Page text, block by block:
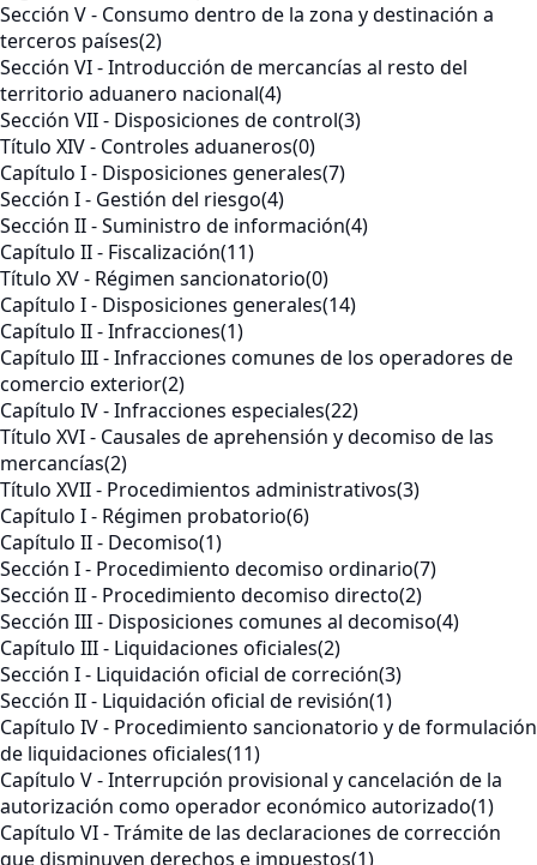
Sección V - Consumo dentro de la zona y destinación a
terceros países(2)
Sección VI - Introducción de mercancías al resto del
territorio aduanero nacional(4)
Sección VII - Disposiciones de control(3)
Título XIV - Controles aduaneros(0)
Capítulo I - Disposiciones generales(7)
Sección I - Gestión del riesgo(4)
Sección II - Suministro de información(4)
Capítulo II - Fiscalización(11)
Título XV - Régimen sancionatorio(0)
Capítulo I - Disposiciones generales(14)
Capítulo II - Infracciones(1)
Capítulo III - Infracciones comunes de los operadores de
comercio exterior(2)
Capítulo IV - Infracciones especiales(22)
Título XVI - Causales de aprehensión y decomiso de las
mercancías(2)
Título XVII - Procedimientos administrativos(3)
Capítulo I - Régimen probatorio(6)
Capítulo II - Decomiso(1)
Sección I - Procedimiento decomiso ordinario(7)
Sección II - Procedimiento decomiso directo(2)
Sección III - Disposiciones comunes al decomiso(4)
Capítulo III - Liquidaciones oficiales(2)
Sección I - Liquidación oficial de correción(3)
Sección II - Liquidación oficial de revisión(1)
Capítulo IV - Procedimiento sancionatorio y de formulación
de liquidaciones oficiales(11)
Capítulo V - Interrupción provisional y cancelación de la
autorización como operador económico autorizado(1)
Capítulo VI - Trámite de las declaraciones de corrección
que disminuyen derechos e impuestos(1)